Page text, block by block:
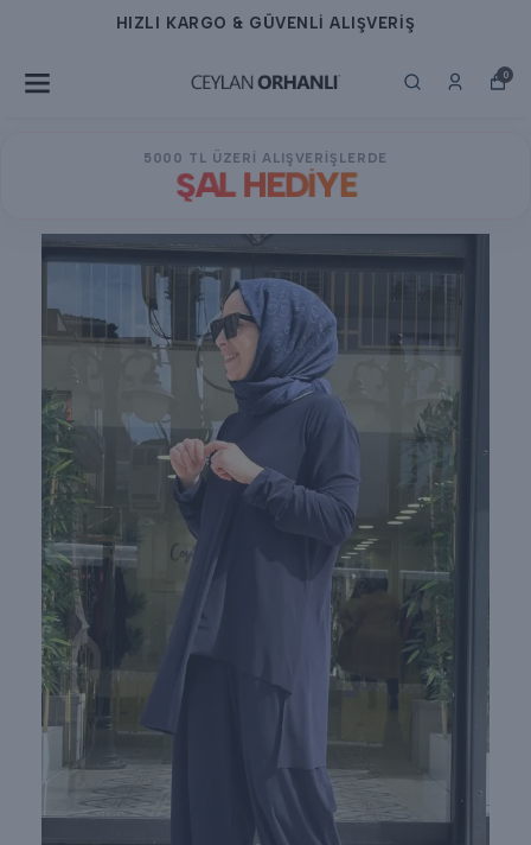
HIZLI KARGO & GÜVENLİ ALIŞVERİŞ
0
5000 TL ÜZERİ ALIŞVERİŞLERDE
ŞAL HEDİYE